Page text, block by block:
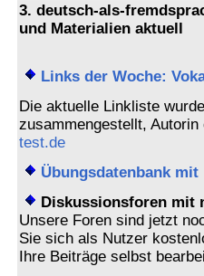
3. deutsch-als-
und Materialien aktuell
Links der Woche:
Die aktuelle Linkliste
zusammengestellt,
test.de
Übungsdatenbank
Diskussionsforen mit
Unsere Foren sind jetzt
Sie sich als Nutzer
Ihre Beiträge selbst